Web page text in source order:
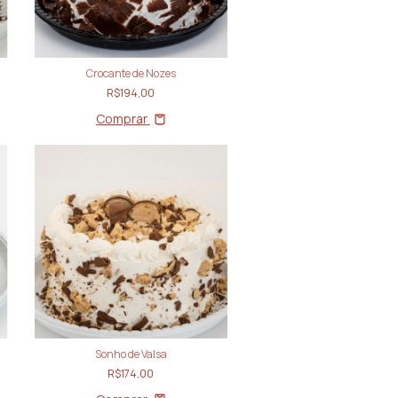
Crocante de Nozes
R$194,00
Comprar
Sonho de Valsa
R$174,00